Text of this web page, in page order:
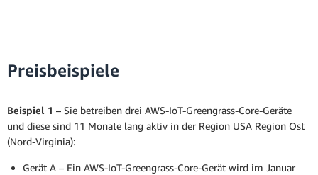
Preisbeispiele
Beispiel 1 – Sie betreiben drei AWS-IoT-Greengrass-Core-Geräte
und diese sind 11 Monate lang aktiv in der Region USA Region Ost
(Nord-Virginia):
Gerät A – Ein AWS-IoT-Greengrass-Core-Gerät wird im Januar